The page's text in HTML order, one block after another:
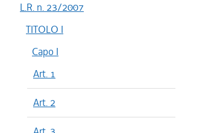
L.R. n. 23/2007
TITOLO I
Capo I
Art. 1
Art. 2